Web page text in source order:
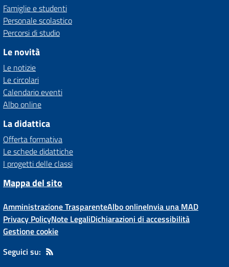
Famiglie e studenti
Personale scolastico
Percorsi di studio
Le novità
Le notizie
Le circolari
Calendario eventi
Albo online
La didattica
Offerta formativa
Le schede didattiche
I progetti delle classi
Mappa del sito
Amministrazione TrasparenteAlbo onlineInvia una MAD
Privacy PolicyNote LegaliDichiarazioni di accessibilità
Gestione cookie
Seguici su: